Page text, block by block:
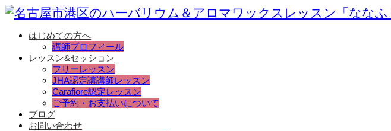
はじめての方へ
講師プロフィール
レッスン&セッション
フリーレッスン
JHA認定講講師レッスン
Carafiore認定レッスン
ご予約・お支払いについて
ブログ
お問い合わせ